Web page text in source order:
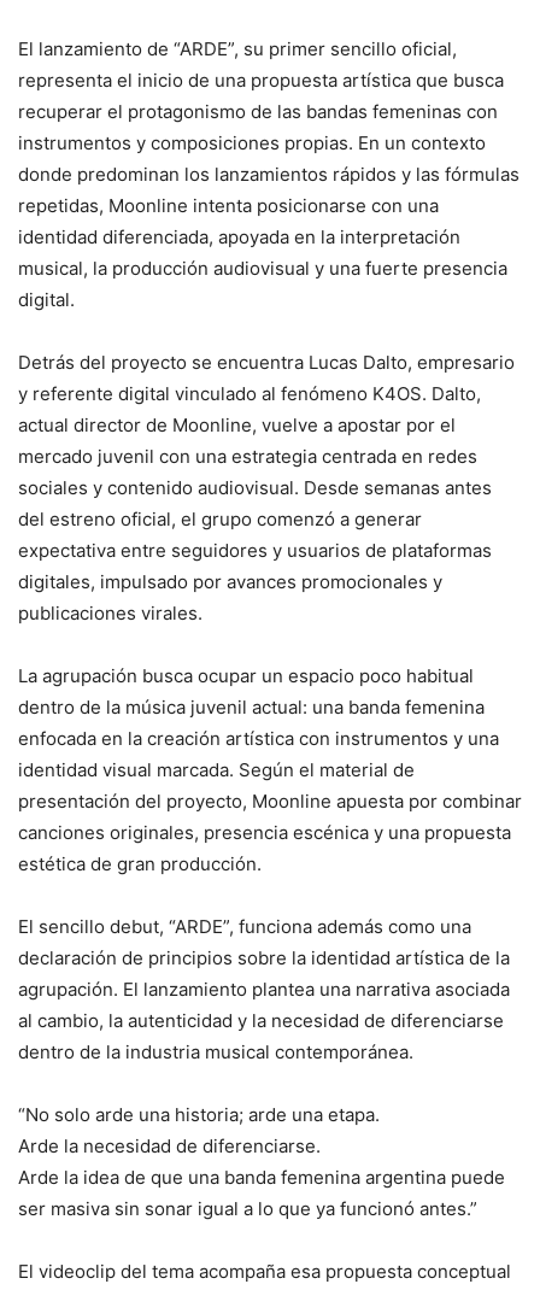
El lanzamiento de “ARDE”, su primer sencillo oficial,
representa el inicio de una propuesta artística que busca
recuperar el protagonismo de las bandas femeninas con
instrumentos y composiciones propias. En un contexto
donde predominan los lanzamientos rápidos y las fórmulas
repetidas, Moonline intenta posicionarse con una
identidad diferenciada, apoyada en la interpretación
musical, la producción audiovisual y una fuerte presencia
digital.
Detrás del proyecto se encuentra Lucas Dalto, empresario
y referente digital vinculado al fenómeno K4OS. Dalto,
actual director de Moonline, vuelve a apostar por el
mercado juvenil con una estrategia centrada en redes
sociales y contenido audiovisual. Desde semanas antes
del estreno oficial, el grupo comenzó a generar
expectativa entre seguidores y usuarios de plataformas
digitales, impulsado por avances promocionales y
publicaciones virales.
La agrupación busca ocupar un espacio poco habitual
dentro de la música juvenil actual: una banda femenina
enfocada en la creación artística con instrumentos y una
identidad visual marcada. Según el material de
presentación del proyecto, Moonline apuesta por combinar
canciones originales, presencia escénica y una propuesta
estética de gran producción.
El sencillo debut, “ARDE”, funciona además como una
declaración de principios sobre la identidad artística de la
agrupación. El lanzamiento plantea una narrativa asociada
al cambio, la autenticidad y la necesidad de diferenciarse
dentro de la industria musical contemporánea.
“No solo arde una historia; arde una etapa.
Arde la necesidad de diferenciarse.
Arde la idea de que una banda femenina argentina puede
ser masiva sin sonar igual a lo que ya funcionó antes.”
El videoclip del tema acompaña esa propuesta conceptual